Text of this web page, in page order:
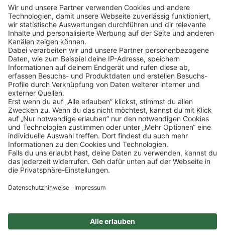
Klickehier, um alle offenen Jobs zu sehen.
Impressum Datenschutz
Privatsphäre-Einstellungen
FAQ
Veranstaltungen
Sitemap